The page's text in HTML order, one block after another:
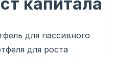
для пассивного
для роста